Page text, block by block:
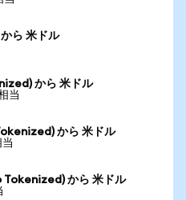
ら 米ドル
から 米ドル
当
から 米ドル
から 米ドル